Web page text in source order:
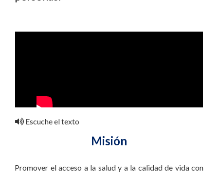
Escuche el texto
Misión
Promover el acceso a la salud y a la calidad de vida con